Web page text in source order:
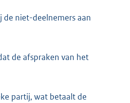
de niet-deelnemers aan
de afspraken van het
partij, wat betaalt de